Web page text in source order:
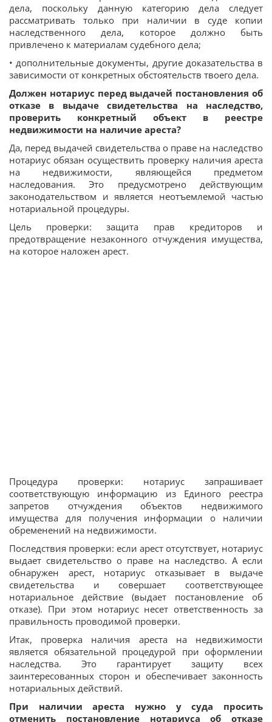
дела, поскольку данную категорию дела следует
рассматривать только при наличии в суде копии
наследственного дела, которое должно быть
привлечено к материалам судебного дела;
• дополнительные документы, другие доказательства в
зависимости от конкретных обстоятельств твоего дела.
Должен нотариус перед выдачей постановления об
отказе в выдаче свидетельства на наследство,
проверить конкретный объект в реестре
недвижимости на наличие ареста?
Да, перед выдачей свидетельства о праве на наследство
нотариус обязан осуществить проверку наличия ареста
на недвижимости, являющейся предметом
наследования. Это предусмотрено действующим
законодательством и является неотъемлемой частью
нотариальной процедуры.
Цель проверки: защита прав кредиторов и
предотвращение незаконного отчуждения имущества,
на которое наложен арест.
Процедура проверки: нотариус запрашивает
соответствующую информацию из Единого реестра
запретов отчуждения объектов недвижимого
имущества для получения информации о наличии
обременений на недвижимости.
Последствия проверки: если арест отсутствует, нотариус
выдает свидетельство о праве на наследство. А если
обнаружен арест, нотариус отказывает в выдаче
свидетельства и совершает соответствующее
нотариальное действие (выдает постановление об
отказе). При этом нотариус несет ответственность за
правильность проводимой проверки.
Итак, проверка наличия ареста на недвижимости
является обязательной процедурой при оформлении
наследства. Это гарантирует защиту всех
заинтересованных сторон и обеспечивает законность
нотариальных действий.
При наличии ареста нужно у суда просить
отменить постановление нотариуса об отказе